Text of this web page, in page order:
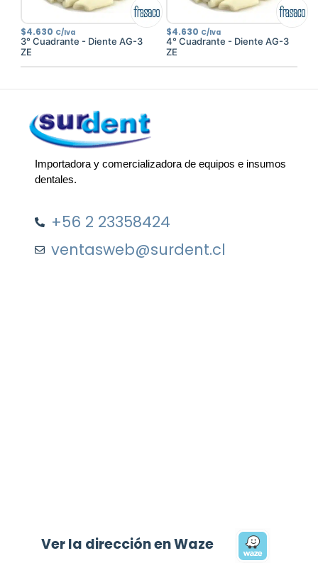
$4.630 C/Iva
3° Cuadrante - Diente AG-3
ZE
$4.630 C/Iva
4° Cuadrante - Diente AG-3
ZE
Importadora y comercializadora de equipos e insumos
dentales.
+56 2 23358424
ventasweb@surdent.cl
Ver la dirección en Waze